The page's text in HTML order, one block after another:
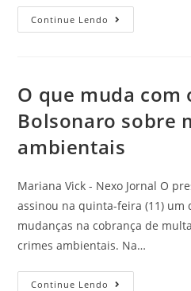
Continue Lendo
O que muda com
Bolsonaro sobre
ambientais
Mariana Vick - Nexo Jornal O
assinou na quinta-feira (11) um
mudanças na cobrança de
crimes ambientais. Na…
Continue Lendo